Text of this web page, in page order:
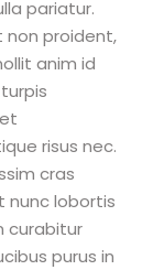
pariatur.
proident,
anim id
risus nec.
cras
nunc lobortis
curabitur
purus in